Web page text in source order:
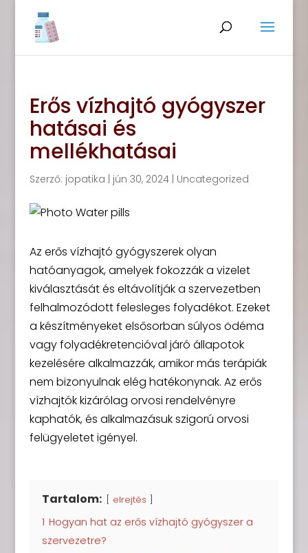
Erős vízhajtó gyógyszer
hatásai és
mellékhatásai
Szerző: jopatika jún 30, 2024| Uncategorized
Az erős vízhajtó gyógyszerek olyan
hatóanyagok, amelyek fokozzák a vizelet
kiválasztását és eltávolítják a szervezetben
felhalmozódott felesleges folyadékot. Ezeket
a készítményeket elsősorban súlyos ödéma
vagy folyadékretencióval járó állapotok
kezelésére alkalmazzák, amikor más terápiák
nem bizonyulnak elég hatékonynak. Az erős
vízhajtók kizárólag orvosi rendelvényre
kaphatók, és alkalmazásuk szigorú orvosi
felügyeletet igényel.
Tartalom: elrejtés
1 Hogyan hat az erős vízhajtó gyógyszer a
szervezetre?